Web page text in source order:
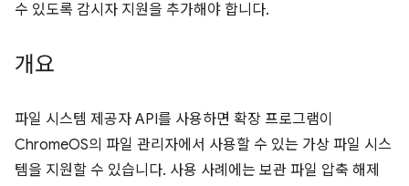
수 있도록 감시자 지원을 추가해야 합니다.
개요
파일 시스템 제공자 API를 사용하면 확장 프로그램이
ChromeOS의 파일 관리자에서 사용할 수 있는 가상 파일 시스
템을 지원할 수 있습니다. 사용 사례에는 보관 파일 압축 해제